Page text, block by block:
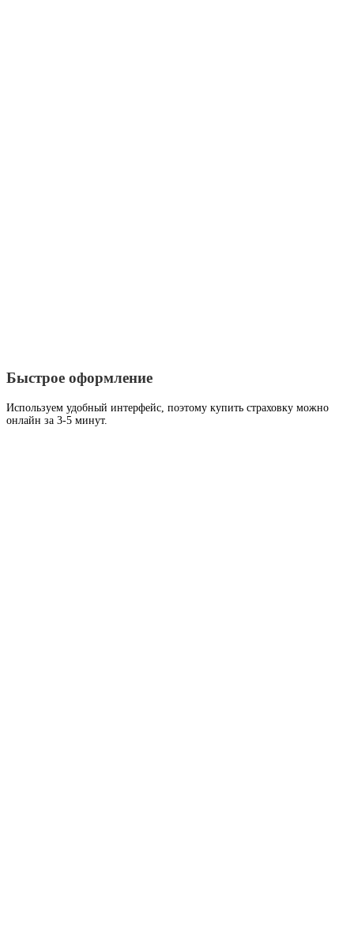
Быстрое оформление
Используем удобный интерфейс, поэтому купить страховку можно
онлайн за 3-5 минут.